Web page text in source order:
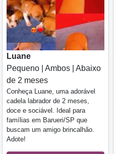
Luane
Pequeno | Ambos | Abaixo
de 2 meses
Conheça Luane, uma adorável
cadela labrador de 2 meses,
doce e sociável. Ideal para
famílias em Barueri/SP que
buscam um amigo brincalhão.
Adote!